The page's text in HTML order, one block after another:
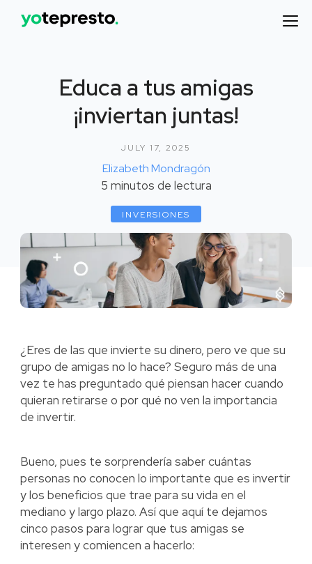
Educa a tus amigas
¡inviertan juntas!
JULY 17, 2025
Elizabeth Mondragón
5 minutos de lectura
INVERSIONES
¿Eres de las que invierte su dinero, pero ve que su
grupo de amigas no lo hace? Seguro más de una
vez te has preguntado qué piensan hacer cuando
quieran retirarse o por qué no ven la importancia
de invertir.
Bueno, pues te sorprendería saber cuántas
personas no conocen lo importante que es invertir
y los beneficios que trae para su vida en el
mediano y largo plazo. Así que aquí te dejamos
cinco pasos para lograr que tus amigas se
interesen y comiencen a hacerlo: